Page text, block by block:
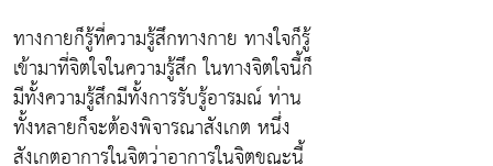
ทางกายก็รู้ที่ความรู้สึกทางกาย ทางใจก็รู้
เข้ามาที่จิตใจในความรู้สึก ในทางจิตใจนี้ก็
มีทั้งความรู้สึกมีทั้งการรับรู้อารมณ์ ท่าน
ทั้งหลายก็จะต้องพิจารณาสังเกต หนึ่ง
สังเกตอาการในจิตว่าอาการในจิตขณะนี้